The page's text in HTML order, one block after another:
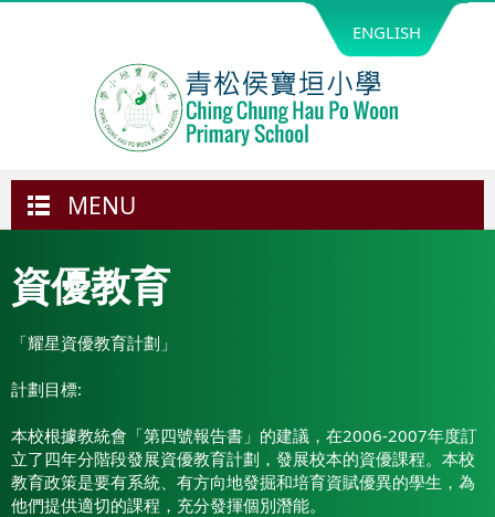
ENGLISH
MENU
資優教育
「耀星資優教育計劃」
計劃目標:
本校根據教統會「第四號報告書」的建議，在2006-2007年度訂
立了四年分階段發展資優教育計劃，發展校本的資優課程。本校
教育政策是要有系統、有方向地發掘和培育資賦優異的學生，為
他們提供適切的課程，充分發揮個別潛能。